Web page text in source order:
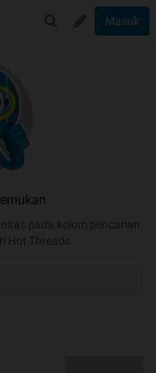
Masuk
pada kolom pencarian.
Hot Threads.